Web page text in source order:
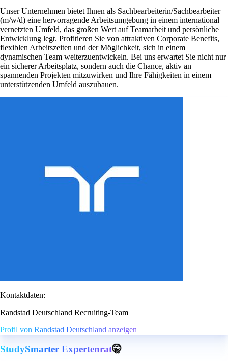
Unser Unternehmen bietet Ihnen als Sachbearbeiterin/Sachbearbeiter
(m/w/d) eine hervorragende Arbeitsumgebung in einem international
vernetzten Umfeld, das großen Wert auf Teamarbeit und persönliche
Entwicklung legt. Profitieren Sie von attraktiven Corporate Benefits,
flexiblen Arbeitszeiten und der Möglichkeit, sich in einem
dynamischen Team weiterzuentwickeln. Bei uns erwartet Sie nicht nur
ein sicherer Arbeitsplatz, sondern auch die Chance, aktiv an
spannenden Projekten mitzuwirken und Ihre Fähigkeiten in einem
unterstützenden Umfeld auszubauen.
Kontaktdaten:
Randstad Deutschland Recruiting-Team
Profil von Randstad Deutschland anzeigen
StudySmarter Expertenrat🤫